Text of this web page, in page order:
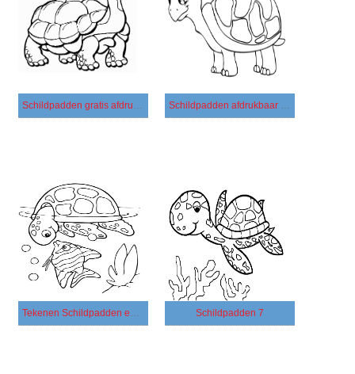
Schildpadden gratis afdrukbaar voor kinderen Schildpadden afdrukbaar voor kinderen
Tekenen Schildpadden en vis Schildpadden 7